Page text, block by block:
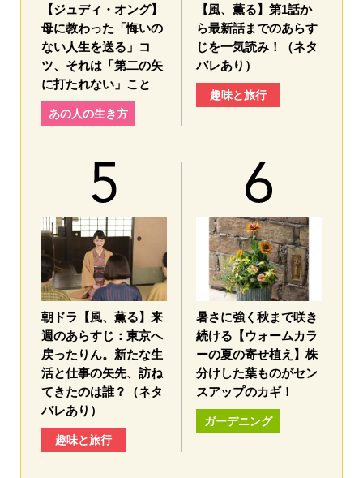
【ジュディ・オング】
母に教わった「悔いの
ない人生を送る」コ
ツ、それは「第二の矢
に打たれない」こと
あの人の生き方
【風、薫る】第1話か
ら最新話までのあらす
じを一気読み！（ネタ
バレあり）
趣味と旅行
朝ドラ【風、薫る】来
週のあらすじ：東京へ
戻ったりん。新たな生
活と仕事の矢先、訪ね
てきたのは誰？（ネタ
バレあり）
趣味と旅行
暑さに強く秋まで咲き
続ける【ウォームカラ
ーの夏の寄せ植え】株
分けした葉ものがセン
スアップのカギ！
ガーデニング